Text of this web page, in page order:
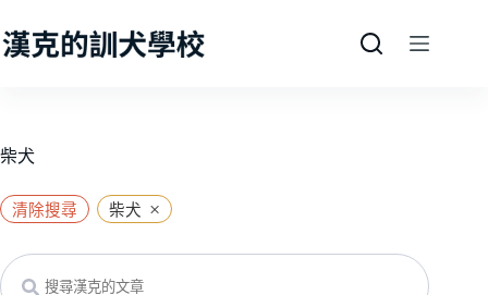
至
容
柴犬
清除搜尋 柴犬 ×
Search